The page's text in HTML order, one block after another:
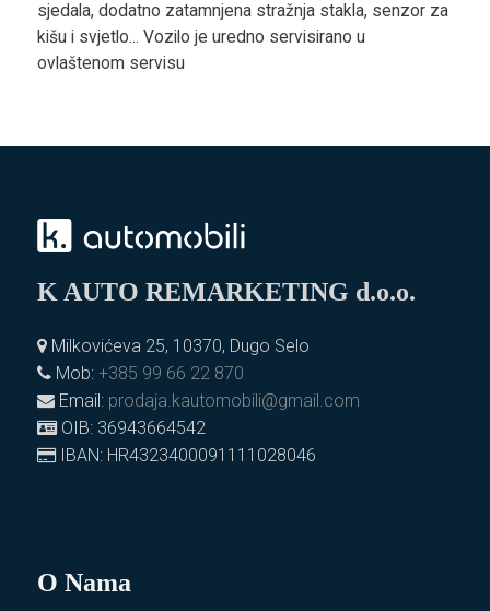
sjedala, dodatno zatamnjena stražnja stakla, senzor za
kišu i svjetlo... Vozilo je uredno servisirano u
ovlaštenom servisu
K AUTO REMARKETING d.o.o.
Milkovićeva 25, 10370, Dugo Selo
Mob: +385 99 66 22 870
Email: prodaja.kautomobili@gmail.com
OIB: 36943664542
IBAN: HR4323400091111028046
O Nama